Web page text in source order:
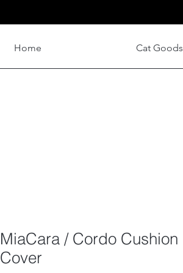
Home Cat Goods
MiaCara / Cordo Cushion
Cover